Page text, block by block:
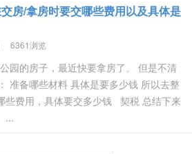
交房/拿房时要交哪些费用以及具体是
6361浏览
园的房子，最近快要拿房了。 但是不清
准备哪些材料 具体是要多少钱 所以去整
费用，具体要交多少钱 契税 总结下来
...